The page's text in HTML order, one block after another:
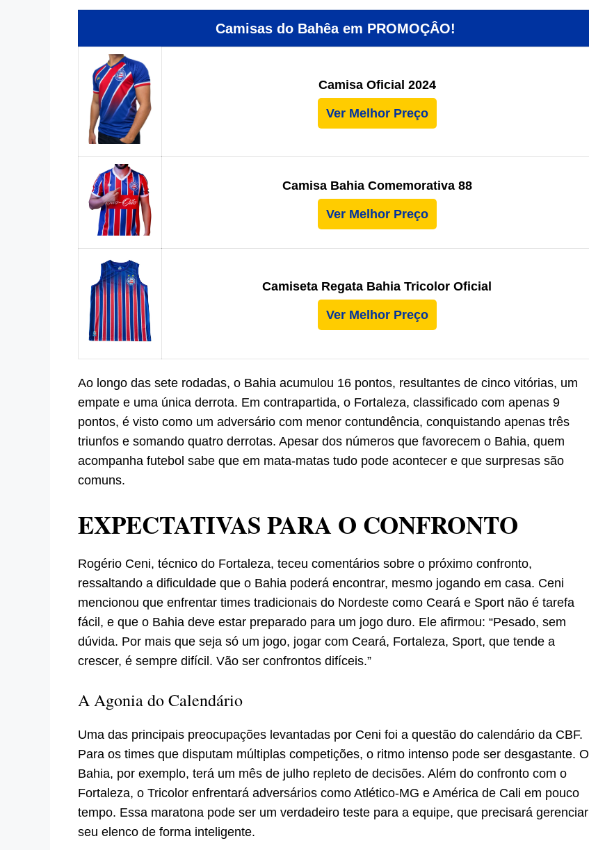
Camisas do Bahêa em PROMOÇÂO!
Camisa Oficial 2024
Ver Melhor Preço
Camisa Bahia Comemorativa 88
Ver Melhor Preço
Camiseta Regata Bahia Tricolor Oficial
Ver Melhor Preço
Ao longo das sete rodadas, o Bahia acumulou 16 pontos, resultantes de cinco vitórias, um
empate e uma única derrota. Em contrapartida, o Fortaleza, classificado com apenas 9
pontos, é visto como um adversário com menor contundência, conquistando apenas três
triunfos e somando quatro derrotas. Apesar dos números que favorecem o Bahia, quem
acompanha futebol sabe que em mata-matas tudo pode acontecer e que surpresas são
comuns.
EXPECTATIVAS PARA O CONFRONTO
Rogério Ceni, técnico do Fortaleza, teceu comentários sobre o próximo confronto,
ressaltando a dificuldade que o Bahia poderá encontrar, mesmo jogando em casa. Ceni
mencionou que enfrentar times tradicionais do Nordeste como Ceará e Sport não é tarefa
fácil, e que o Bahia deve estar preparado para um jogo duro. Ele afirmou: “Pesado, sem
dúvida. Por mais que seja só um jogo, jogar com Ceará, Fortaleza, Sport, que tende a
crescer, é sempre difícil. Vão ser confrontos difíceis.”
A Agonia do Calendário
Uma das principais preocupações levantadas por Ceni foi a questão do calendário da CBF.
Para os times que disputam múltiplas competições, o ritmo intenso pode ser desgastante. O
Bahia, por exemplo, terá um mês de julho repleto de decisões. Além do confronto com o
Fortaleza, o Tricolor enfrentará adversários como Atlético-MG e América de Cali em pouco
tempo. Essa maratona pode ser um verdadeiro teste para a equipe, que precisará gerenciar
seu elenco de forma inteligente.